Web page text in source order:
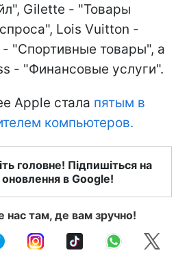
Gilette - "Товары
Lois Vuitton -
"Спортивные товары", а
- "Финансовые услуги".
Apple стала пятым в
компьютеров.
головне! Підпишіться на
оновлення в Google!
нас там, де вам зручно!